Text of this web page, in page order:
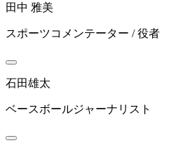
田中 雅美
スポーツコメンテーター / 役者
石田雄太
ベースボールジャーナリスト